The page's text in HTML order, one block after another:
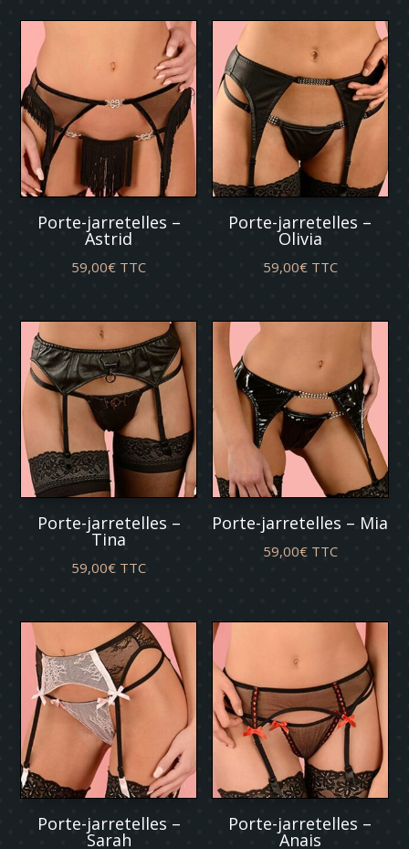
Porte-jarretelles –
Astrid
59,00€ TTC
Porte-jarretelles –
Olivia
59,00€ TTC
Porte-jarretelles –
Tina
59,00€ TTC
Porte-jarretelles – Mia
59,00€ TTC
Porte-jarretelles –
Sarah
Porte-jarretelles –
Anais